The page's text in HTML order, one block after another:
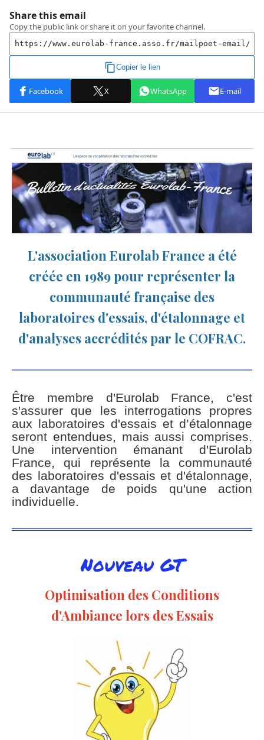
L'association Eurolab France a été
créée en 1989 pour représenter la
communauté française des
laboratoires d'essais, d'étalonnage et
d'analyses accrédités par le COFRAC.
Être membre d'Eurolab France, c'est
s'assurer que les interrogations propres
aux laboratoires d'essais et d’étalonnage
seront entendues, mais aussi comprises.
Une intervention émanant d'Eurolab
France, qui représente la communauté
des laboratoires d'essais et d'étalonnage,
a davantage de poids qu'une action
individuelle.
Nouveau GT
Optimisation des Conditions
d'Ambiance lors des Essais